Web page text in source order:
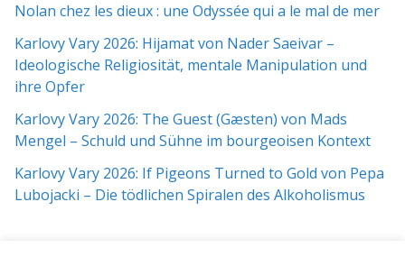
Nolan chez les dieux : une Odyssée qui a le mal de mer
Karlovy Vary 2026: Hijamat von Nader Saeivar​​ –
Ideologische Religiosität, mentale Manipulation und
ihre Opfer
Karlovy Vary 2026: The Guest (Gæsten) von Mads
Mengel – Schuld und Sühne im bourgeoisen Kontext
Karlovy Vary 2026: If Pigeons Turned to Gold von Pepa
Lubojacki – Die tödlichen Spiralen des Alkoholismus